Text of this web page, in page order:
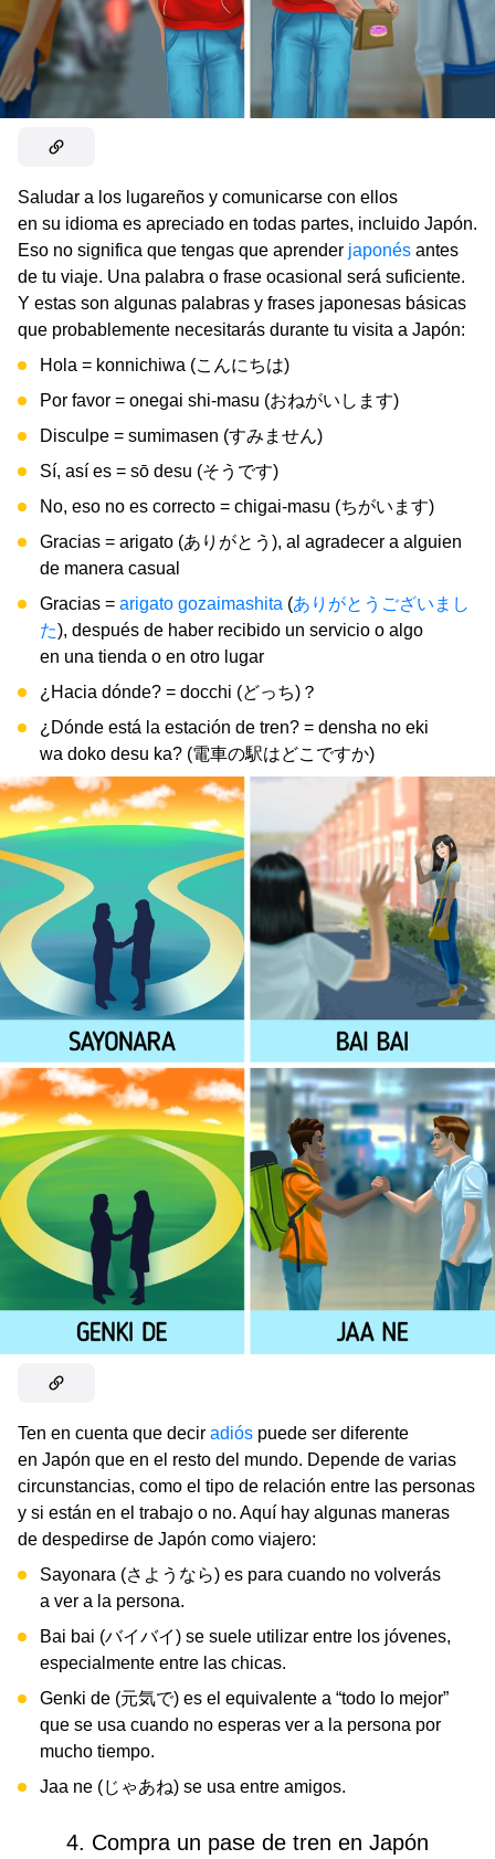
Saludar a los lugareños y comunicarse con ellos
en su idioma es apreciado en todas partes, incluido Japón.
Eso no significa que tengas que aprender japonés antes
de tu viaje. Una palabra o frase ocasional será suficiente.
Y estas son algunas palabras y frases japonesas básicas
que probablemente necesitarás durante tu visita a Japón:
Hola = konnichiwa (こんにちは)
Por favor = onegai shi-masu (おねがいします)
Disculpe = sumimasen (すみません)
Sí, así es = sō desu (そうです)
No, eso no es correcto = chigai-masu (ちがいます)
Gracias = arigato (ありがとう), al agradecer a alguien
de manera casual
Gracias = arigato gozaimashita (ありがとうございまし
た), después de haber recibido un servicio o algo
en una tienda o en otro lugar
¿Hacia dónde? = docchi (どっち)？
¿Dónde está la estación de tren? = densha no eki
wa doko desu ka? (電車の駅はどこですか)
Ten en cuenta que decir adiós puede ser diferente
en Japón que en el resto del mundo. Depende de varias
circunstancias, como el tipo de relación entre las personas
y si están en el trabajo o no. Aquí hay algunas maneras
de despedirse de Japón como viajero:
Sayonara (さようなら) es para cuando no volverás
a ver a la persona.
Bai bai (バイバイ) se suele utilizar entre los jóvenes,
especialmente entre las chicas.
Genki de (元気で) es el equivalente a “todo lo mejor”
que se usa cuando no esperas ver a la persona por
mucho tiempo.
Jaa ne (じゃあね) se usa entre amigos.
4. Compra un pase de tren en Japón